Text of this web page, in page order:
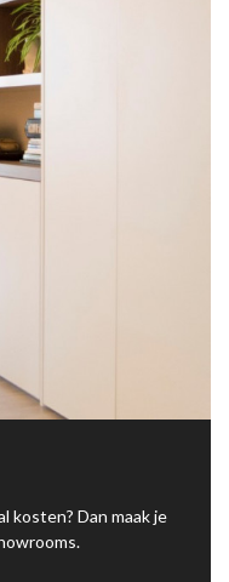
kosten? Dan maak je